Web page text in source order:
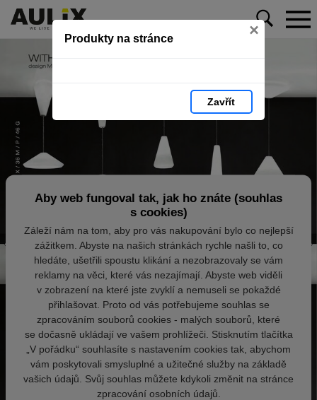
Produkty na stránce ×
Zavřít
Aby web fungoval tak, jak ho znáte (souhlas
s cookies)
Záleží nám na tom, aby pro vás nakupování bylo co nejlepší
zážitkem. Abyste na našich stránkách rychle našli to, co
hledáte, ušetřili spoustu klikání a nezobrazovaly se vám
reklamy na věci, které vás nezajímají. Abyste web viděli
v zobrazení na které jste zvyklí a nemuseli se pokaždé
přihlašovat. Proto od vás potřebujeme souhlas se
zpracováním souborů cookies - malých souborů, které
se dočasně ukládají ve vašem prohlížeči. Stisknutím tlačítka
„V pořádku“ souhlasíte s nastavením cookies tak, abychom
vám poskytovali smysluplné a užitečné služby na základě
vašich údajů. Svůj souhlas můžete kdykoli změnit na stránce
zpracování osobních údajů.